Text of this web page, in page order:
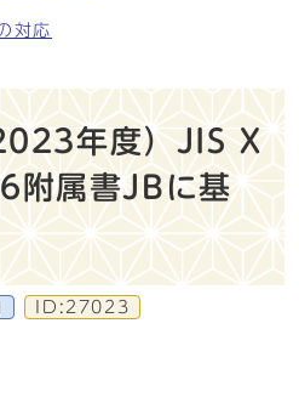
対応
年度）JIS X
属書JBに基
ID:27023